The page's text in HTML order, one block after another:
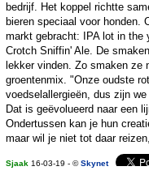
bedrijf. Het koppel richtte
bieren speciaal voor honden.
markt gebracht: IPA lot in the
Crotch Sniffin' Ale. De
lekker vinden. Zo smaken ze
groentenmix. "Onze oudste
voedselallergieën, dus zijn
Dat is geëvolueerd naar een
Ondertussen kan je hun
maar wil je niet tot daar
Sjaak 16-03-19 - ©Skynet